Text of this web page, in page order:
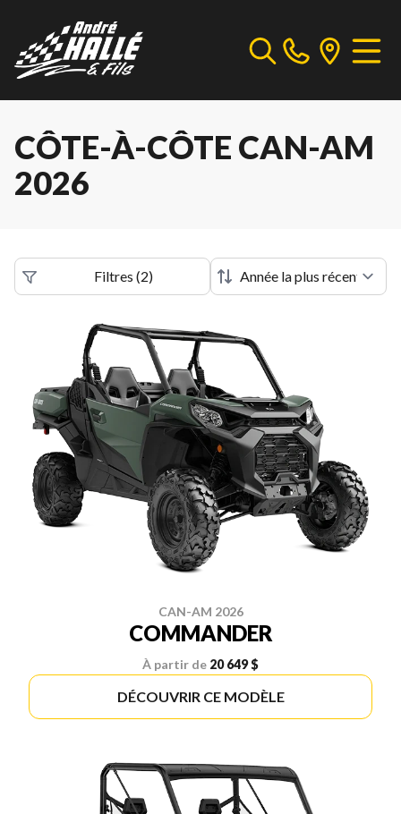
CÔTE-À-CÔTE CAN-AM
2026
Filtres (2)
CAN-AM 2026
COMMANDER
À partir de 20 649 $
DÉCOUVRIR CE MODÈLE